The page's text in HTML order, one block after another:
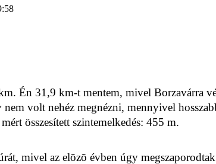
Én 31,9 km-t mentem, mivel Borzavárra
volt nehéz megnézni, mennyivel
összesített szintemelkedés: 455 m.
mivel az elõzõ évben úgy